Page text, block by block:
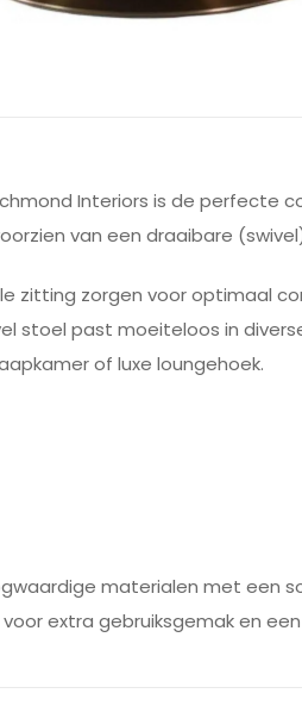
Interiors is de
van een draaibare
zitting zorgen voor optimaal
stoel past moeiteloos in
of luxe loungehoek.
materialen met een
extra gebruiksgemak en